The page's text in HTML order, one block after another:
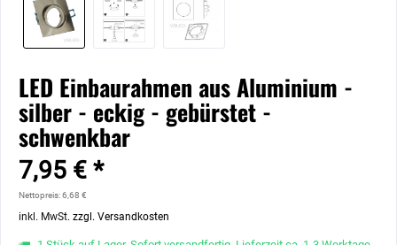
LED Einbaurahmen aus Aluminium -
silber - eckig - gebürstet -
schwenkbar
7,95 € *
Nettopreis: 6,68 €
inkl. MwSt. zzgl. Versandkosten